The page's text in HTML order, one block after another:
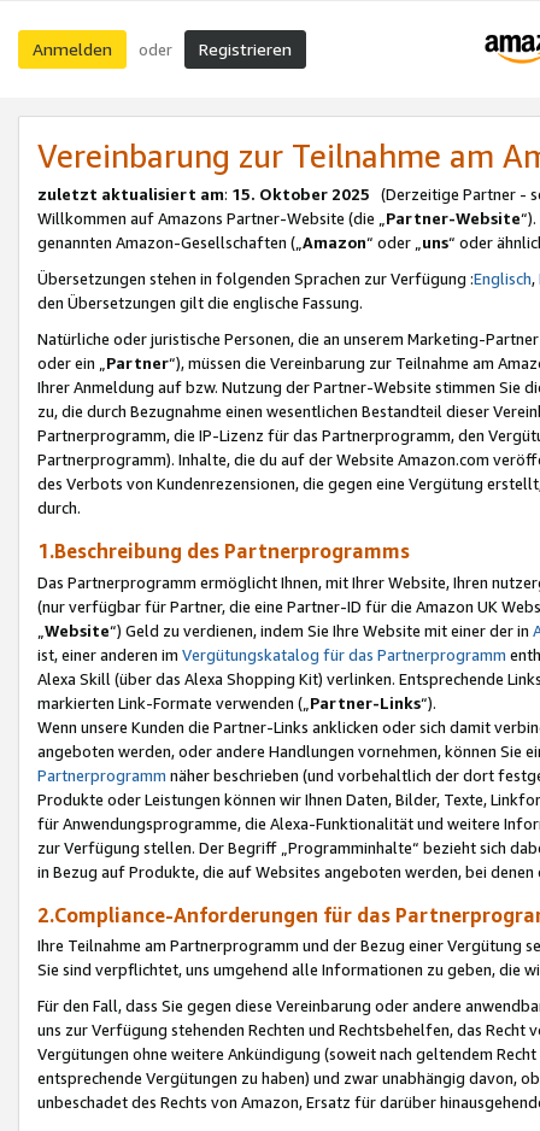
Anmelden oder Registrieren
Vereinbarung zur Teilnahme am
zuletzt aktualisiert am: 15. Oktober 2025 (Derzeitige Partner -
Willkommen auf Amazons Partner-Website (die „Partner-Website
genannten Amazon-Gesellschaften („Amazon“ oder „uns“ oder
Übersetzungen stehen in folgenden Sprachen zur Verfügung :Englisch,
den Übersetzungen gilt die englische Fassung.
Natürliche oder juristische Personen, die an unserem Marketing-
oder ein „Partner“), müssen die Vereinbarung zur Teilnahme am
Ihrer Anmeldung auf bzw. Nutzung der Partner-Website stimmen Sie
zu, die durch Bezugnahme einen wesentlichen Bestandteil dieser
Partnerprogramm, die IP-Lizenz für das Partnerprogramm, den
Partnerprogramm). Inhalte, die du auf der Website Amazon.com
des Verbots von Kundenrezensionen, die gegen eine Vergütung
durch.
1.Beschreibung des Partnerprogramms
Das Partnerprogramm ermöglicht Ihnen, mit Ihrer Website, Ihren
(nur verfügbar für Partner, die eine Partner-ID für die Amazon UK
Website“) Geld zu verdienen, indem Sie Ihre Website mit einer der in
ist, einer anderen im Vergütungskatalog für das Partnerprogramm
Alexa Skill (über das Alexa Shopping Kit) verlinken. Entsprechende
markierten Link-Formate verwenden („ Partner-Links“).
Wenn unsere Kunden die Partner-Links anklicken oder sich damit
angeboten werden, oder andere Handlungen vornehmen, können Sie
Partnerprogramm näher beschrieben (und vorbehaltlich der dort
Produkte oder Leistungen können wir Ihnen Daten, Bilder, Texte,
für Anwendungsprogramme, die Alexa-Funktionalität und weitere
zur Verfügung stellen. Der Begriff „Programminhalte“ bezieht sich
in Bezug auf Produkte, die auf Websites angeboten werden, bei
2.Compliance-Anforderungen für das
Ihre Teilnahme am Partnerprogramm und der Bezug einer Vergütung
Sie sind verpflichtet, uns umgehend alle Informationen zu geben, die
Für den Fall, dass Sie gegen diese Vereinbarung oder andere
uns zur Verfügung stehenden Rechten und Rechtsbehelfen, das
Vergütungen ohne weitere Ankündigung (soweit nach geltendem
entsprechende Vergütungen zu haben) und zwar unabhängig davon,
unbeschadet des Rechts von Amazon, Ersatz für darüber